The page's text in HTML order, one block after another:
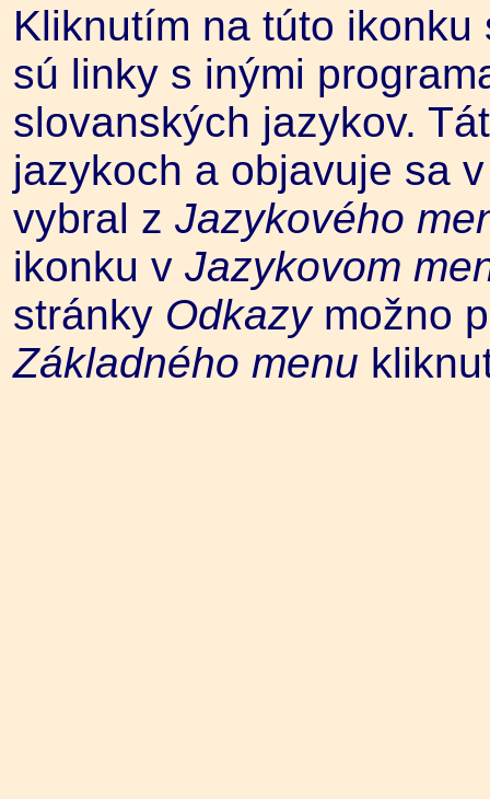
Kliknutím na túto
sú linky s inými
slovanských jazykov.
jazykoch a objavuje sa
vybral z Jazykového
ikonku v Jazykovom
stránky Odkazymožno
Základného menu